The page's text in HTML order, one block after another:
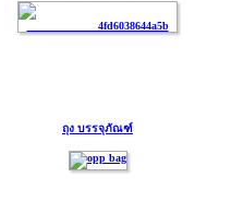
ถุง บรรจุภัณฑ์